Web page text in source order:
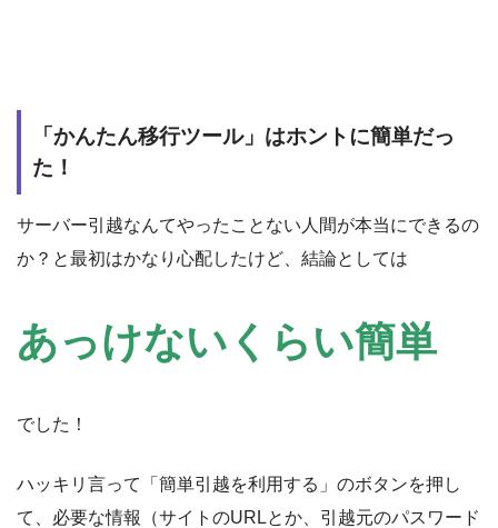
「かんたん移行ツール」はホントに簡単だっ
た！
サーバー引越なんてやったことない人間が本当にできるの
か？と最初はかなり心配したけど、結論としては
あっけないくらい簡単
でした！
ハッキリ言って「簡単引越を利用する」のボタンを押し
て、必要な情報（サイトのURLとか、引越元のパスワード